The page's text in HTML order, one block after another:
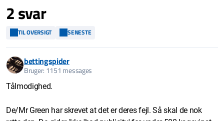
2 svar
TIL OVERSIGT SENESTE
bettingspider
Bruger: 1151 messages
Tålmodighed.
De/Mr Green har skrevet at det er deres fejl. Så skal de nok